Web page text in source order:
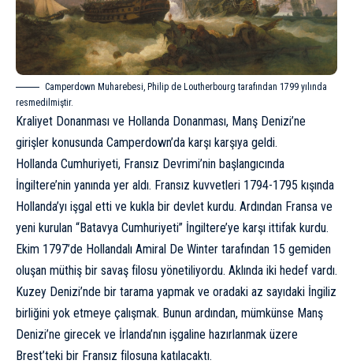
Camperdown Muharebesi, Philip de Loutherbourg tarafından 1799 yılında
resmedilmiştir.
Kraliyet Donanması ve Hollanda Donanması, Manş Denizi’ne
girişler konusunda Camperdown’da karşı karşıya geldi.
Hollanda Cumhuriyeti, Fransız Devrimi’nin başlangıcında
İngiltere’nin yanında yer aldı. Fransız kuvvetleri 1794-1795 kışında
Hollanda’yı işgal etti ve kukla bir devlet kurdu. Ardından Fransa ve
yeni kurulan “Batavya Cumhuriyeti” İngiltere’ye karşı ittifak kurdu.
Ekim 1797’de Hollandalı Amiral De Winter tarafından 15 gemiden
oluşan müthiş bir savaş filosu yönetiliyordu. Aklında iki hedef vardı.
Kuzey Denizi’nde bir tarama yapmak ve oradaki az sayıdaki İngiliz
birliğini yok etmeye çalışmak. Bunun ardından, mümkünse Manş
Denizi’ne girecek ve İrlanda’nın işgaline hazırlanmak üzere
Brest’teki bir Fransız filosuna katılacaktı.